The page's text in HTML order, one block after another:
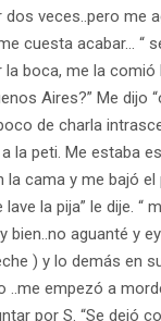
veces..pero me
cuesta acabar… “
boca, me la comió
Aires?” Me dijo
de charla
la peti. Me estaba
la cama y me bajó el
la pija” le dije. “
bien..no aguanté y
) y lo demás en
..me empezó a
por S. “Se dejó